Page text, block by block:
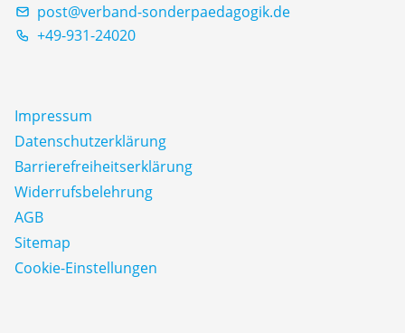
post@verband-sonderpaedagogik.de
+49-931-24020
Impressum
Datenschutz­erklärung
Barrierefreiheitserklärung
Widerrufsbelehrung
AGB
Sitemap
Cookie-Einstellungen